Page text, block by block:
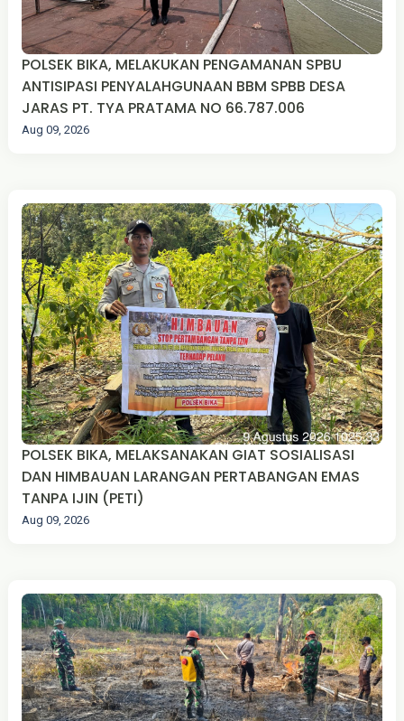
POLSEK BIKA, MELAKUKAN PENGAMANAN SPBU
ANTISIPASI PENYALAHGUNAAN BBM SPBB DESA
JARAS PT. TYA PRATAMA NO 66.787.006
Aug 09, 2026
POLSEK BIKA, MELAKSANAKAN GIAT SOSIALISASI
DAN HIMBAUAN LARANGAN PERTABANGAN EMAS
TANPA IJIN (PETI)
Aug 09, 2026